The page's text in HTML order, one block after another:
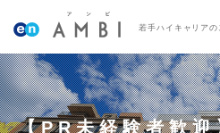
若手ハイキャリア
【PR未経験者歓